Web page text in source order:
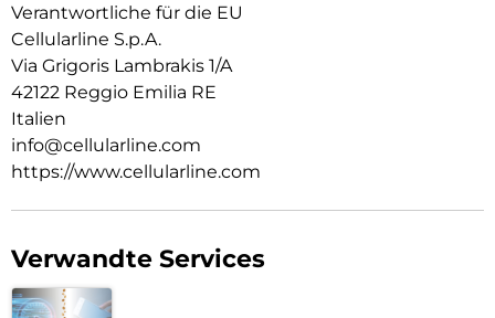
Verantwortliche für die EU
Cellularline S.p.A.
Via Grigoris Lambrakis 1/A
42122 Reggio Emilia RE
Italien
info@cellularline.com
https://www.cellularline.com
Verwandte Services